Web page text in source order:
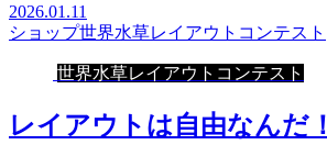
2026.01.11
ショップ世界水草レイアウトコンテスト
世界水草レイアウトコンテスト
レイアウトは自由なんだ！